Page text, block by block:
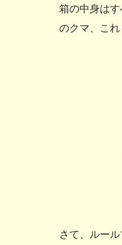
箱の中身は
のクマ、こ
さて、ルー